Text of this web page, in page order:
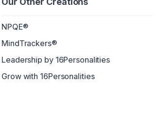
NPQE®
MindTrackers®
Leadership by 16Personalities
Grow with 16Personalities